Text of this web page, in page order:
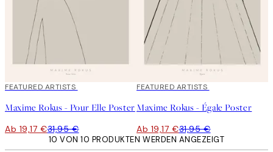
40%*
FEATURED ARTISTS
Maxime Rokus - Pour Elle Poster
Ab 19,17 €31,95 €
40%*
FEATURED ARTISTS
Maxime Rokus - Égale Poster
Ab 19,17 €31,95 €
10 VON 10 PRODUKTEN WERDEN ANGEZEIGT